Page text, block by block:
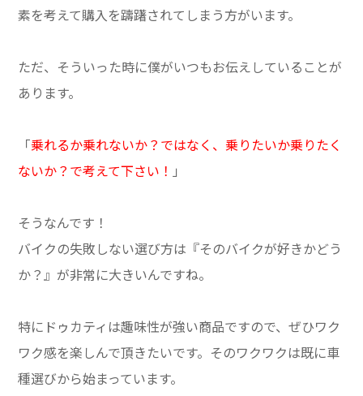
素を考えて購入を躊躇されてしまう方がいます。
ただ、そういった時に僕がいつもお伝えしていることが
あります。
「乗れるか乗れないか？ではなく、乗りたいか乗りたく
ないか？で考えて下さい！ 」
そうなんです！
バイクの失敗しない選び方は『そのバイクが好きかどう
か？』が非常に大きいんですね。
特にドゥカティは趣味性が強い商品ですので、ぜひワク
ワク感を楽しんで頂きたいです。そのワクワクは既に車
種選びから始まっています。